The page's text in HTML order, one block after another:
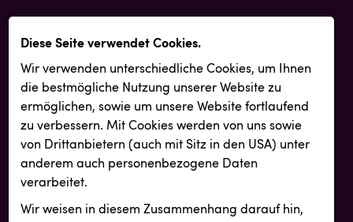
Diese Seite verwendet Cookies.
Wir verwenden unterschiedliche Cookies, um Ihnen
die best­mögliche Nutzung unserer Website zu
ermöglichen, sowie um unsere Website fortlaufend
zu verbessern. Mit Cookies werden von uns sowie
von Drittanbietern (auch mit Sitz in den USA) unter
anderem auch personenbezogene Daten
verarbeitet.
Wir weisen in diesem Zusammenhang darauf hin,